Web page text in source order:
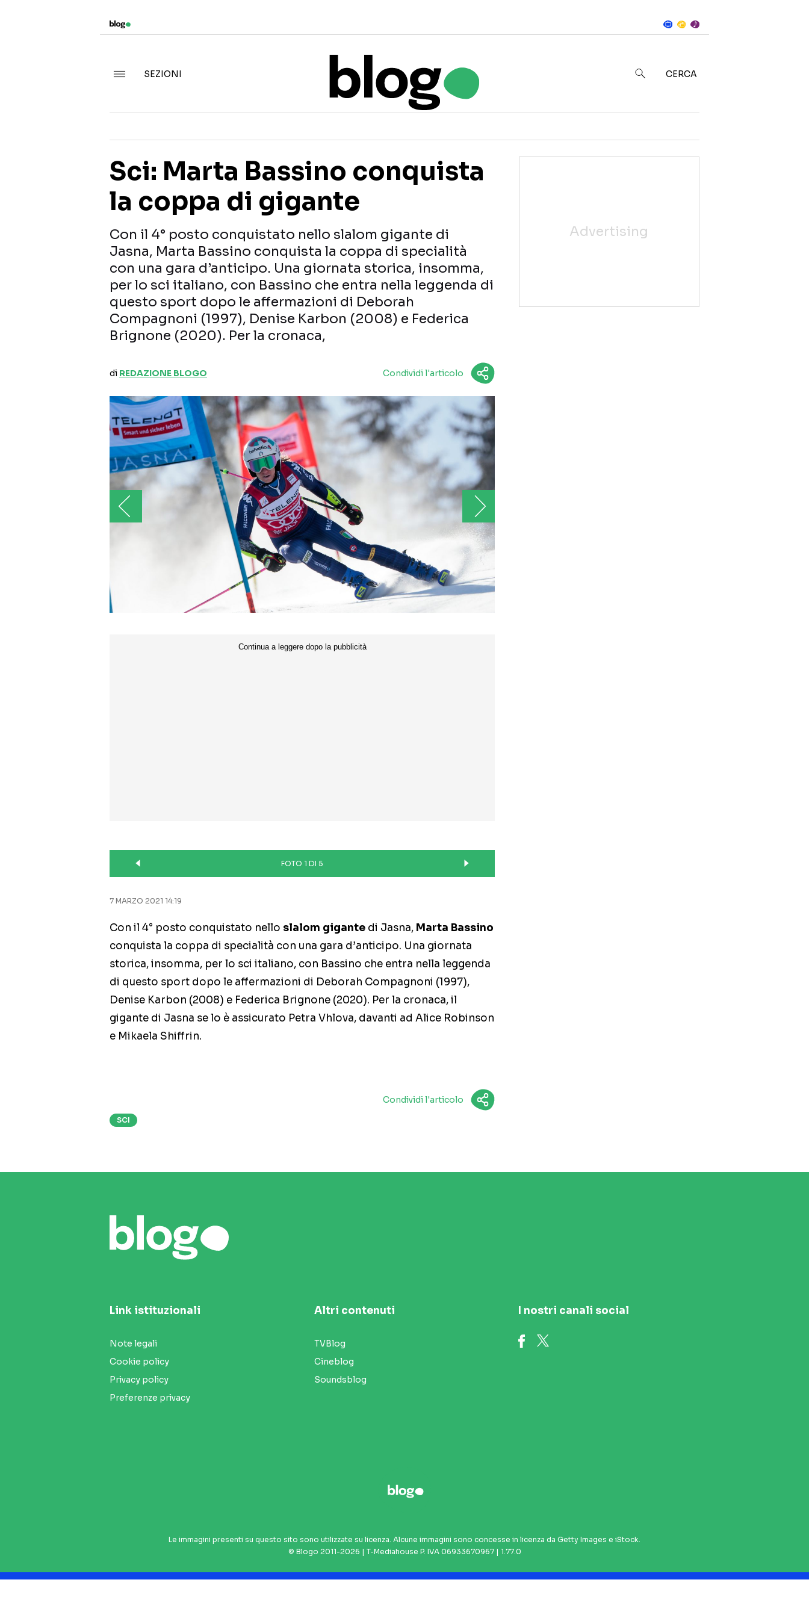
in Notizie
SEZIONI CERCA
Sci: Marta Bassino conquista
la coppa di gigante
Con il 4° posto conquistato nello slalom gigante di
Jasna, Marta Bassino conquista la coppa di specialità
con una gara d’anticipo. Una giornata storica, insomma,
per lo sci italiano, con Bassino che entra nella leggenda di
questo sport dopo le affermazioni di Deborah
Compagnoni (1997), Denise Karbon (2008) e Federica
Brignone (2020). Per la cronaca,
di REDAZIONE BLOGO Condividi l'articolo
FOTO 1 DI 5
7 MARZO 2021 14:19
Con il 4° posto conquistato nello slalom gigante di Jasna, Marta Bassino
conquista la coppa di specialità con una gara d’anticipo. Una giornata
storica, insomma, per lo sci italiano, con Bassino che entra nella leggenda
di questo sport dopo le affermazioni di Deborah Compagnoni (1997),
Denise Karbon (2008) e Federica Brignone (2020). Per la cronaca, il
gigante di Jasna se lo è assicurato Petra Vhlova, davanti ad Alice Robinson
e Mikaela Shiffrin.
Condividi l'articolo
SCI
Link istituzionali
Note legali
Cookie policy
Privacy policy
Preferenze privacy
Altri contenuti
TVBlog
Cineblog
Soundsblog
I nostri canali social
Le immagini presenti su questo sito sono utilizzate su licenza. Alcune immagini sono concesse in licenza da Getty Images e iStock.
© Blogo 2011-2026 | T-Mediahouse P. IVA 06933670967 | 1.77.0